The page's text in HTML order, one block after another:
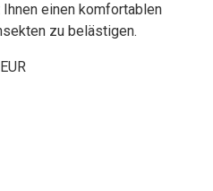
einen komfortablen
zu belästigen.